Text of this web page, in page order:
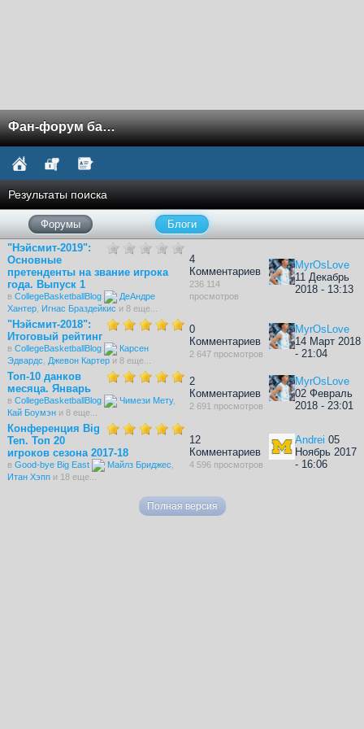
Фан-форум баскетбола NCAA
Результаты поиска
Форумы
Блоги
"Нэйсмит-2019":
Основные
претенденты на звание игрока
года. Выпуск 1
в CollegeBasketballBlog
ДеАндре
Хантер Игнас Браздейкис и 8 еще...
4
Комментариев
236 114
просмотров
MyrOsLove
11 Декабрь
2018 - 13:13
"Нэйсмит-2018":
Итоговый рейтинг
в CollegeBasketballBlog
Карсен
Эдвардс
Джевон Картер и 8 еще...
0
Комментариев
2 647 просмотров
MyrOsLove
14 Март 2018
- 21:04
Топ-10 данков
месяца. Январь
в CollegeBasketballBlog Чимези Мету,
Кай Боумэн и 8 еще...
2
Комментариев
2 691 просмотров
MyrOsLove
02 Февраль
2018 - 23:01
Конференция Big
Ten. Топ 20
игроков сезона 2017-18
в Good-bye Big East Майлз Бриджес
Итан Хэпп и 18 еще...
12
Комментариев
4 596 просмотров
Andrei 05
Ноябрь 2017
- 16:06
Полная версия